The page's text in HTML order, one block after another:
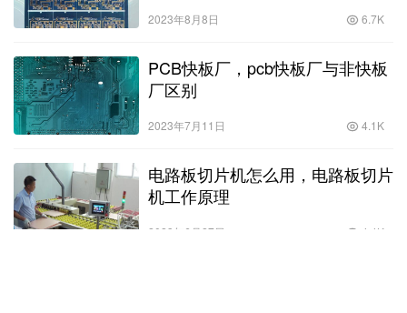
2023年8月8日 6.7K
PCB快板厂，pcb快板厂与非快板
厂区别
2023年7月11日 4.1K
电路板切片机怎么用，电路板切片
机工作原理
2023年6月27日 4.4K